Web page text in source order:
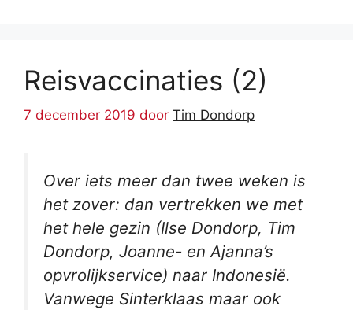
Reisvaccinaties (2)
7 december 2019 door Tim Dondorp
Over iets meer dan twee weken is
het zover: dan vertrekken we met
het hele gezin (Ilse Dondorp, Tim
Dondorp, Joanne- en Ajanna’s
opvrolijkservice) naar Indonesië.
Vanwege Sinterklaas maar ook